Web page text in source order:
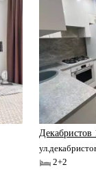
Декабристов
2+2